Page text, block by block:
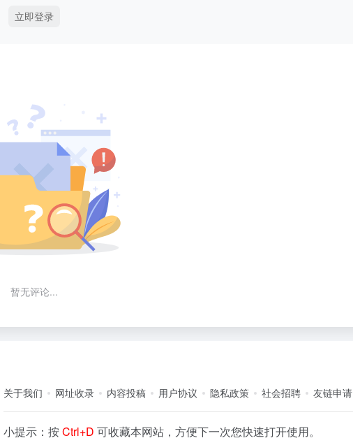
立即登录
暂无评论...
关于我们 网址收录 内容投稿 用户协议 隐私政策 社会招聘 友链申请
小提示：按Ctrl+D可收藏本网站，方便下一次您快速打开使用。